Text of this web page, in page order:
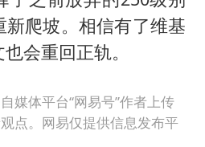
爬坡。相信有了维基
会重回正轨。
媒体平台“网易号”作者上传
点。网易仅提供信息发布平